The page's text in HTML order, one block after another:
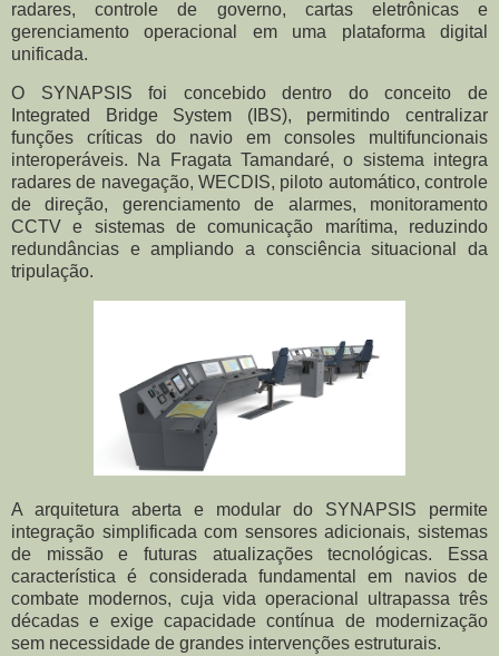
radares, controle de governo, cartas eletrônicas e
gerenciamento operacional em uma plataforma digital
unificada.
O SYNAPSIS foi concebido dentro do conceito de
Integrated Bridge System (IBS), permitindo centralizar
funções críticas do navio em consoles multifuncionais
interoperáveis. Na Fragata Tamandaré, o sistema integra
radares de navegação, WECDIS, piloto automático, controle
de direção, gerenciamento de alarmes, monitoramento
CCTV e sistemas de comunicação marítima, reduzindo
redundâncias e ampliando a consciência situacional da
tripulação.
A arquitetura aberta e modular do SYNAPSIS permite
integração simplificada com sensores adicionais, sistemas
de missão e futuras atualizações tecnológicas. Essa
característica é considerada fundamental em navios de
combate modernos, cuja vida operacional ultrapassa três
décadas e exige capacidade contínua de modernização
sem necessidade de grandes intervenções estruturais.